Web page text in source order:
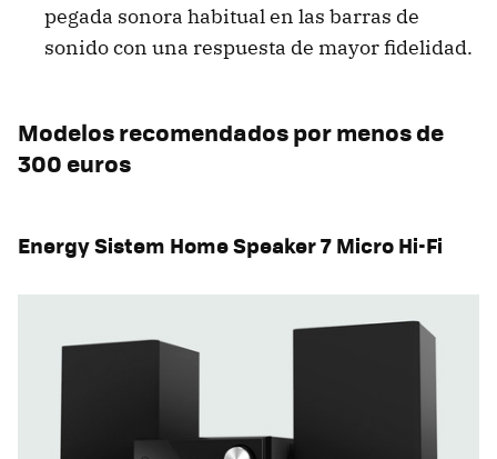
pegada sonora habitual en las barras de
sonido con una respuesta de mayor fidelidad.
Modelos recomendados por menos de
300 euros
Energy Sistem Home Speaker 7 Micro Hi-Fi